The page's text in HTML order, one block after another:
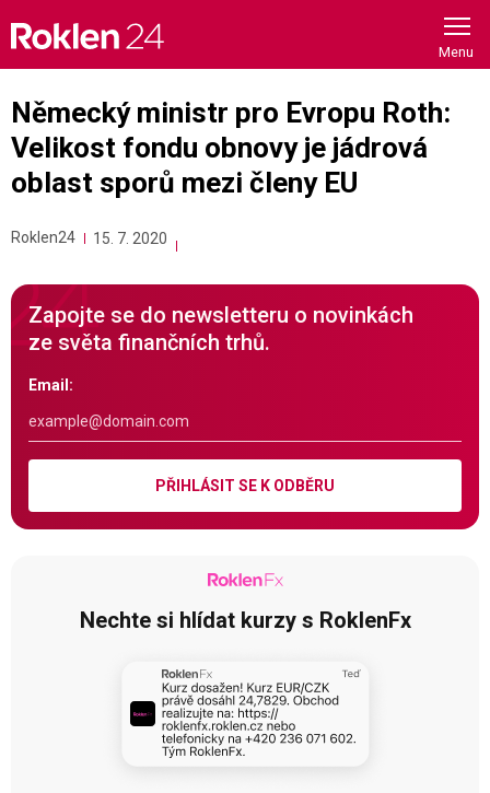
content
Německý ministr pro Evropu Roth:
Velikost fondu obnovy je jádrová
oblast sporů mezi členy EU
Roklen24 15. 7. 2020
Zapojte se do newsletteru o novinkách
ze světa finančních trhů.
Email:
PŘIHLÁSIT SE K ODBĚRU
Nechte si hlídat kurzy s RoklenFx